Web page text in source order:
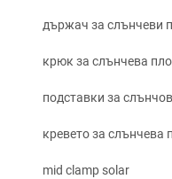
държач за слънчеви
крюк за слънчева
подставки за
кревето за слънчева
mid clamp solar